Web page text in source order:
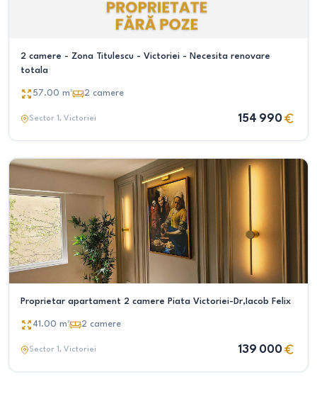
2 camere - Zona Titulescu - Victoriei - Necesita renovare
totala
57.00 m² 2 camere
Sector 1, Victoriei 154 990
Proprietar apartament 2 camere Piata Victoriei-Dr,Iacob Felix
41.00 m² 2 camere
Sector 1, Victoriei 139 000